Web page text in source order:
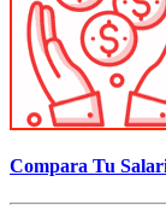
Compara Tu